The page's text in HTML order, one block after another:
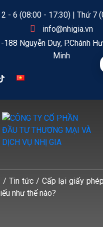
- 6 (08:00 - 17:30) | Thứ 7
info@nhigia.vn
188 Nguyễn Duy, P.Chánh
Minh
/ Tin tức/ Cấp lại giấy
như thế nào?